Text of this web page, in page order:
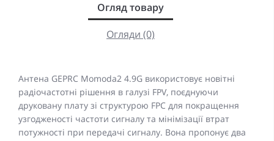
Огляд товару
Огляди (0)
Антена GEPRC Momoda2 4.9G використовує новітні
радіочастотні рішення в галузі FPV, поєднуючи
друковану плату зі структурою FPC для покращення
узгодженості частоти сигналу та мінімізації втрат
потужності при передачі сигналу. Вона пропонує два